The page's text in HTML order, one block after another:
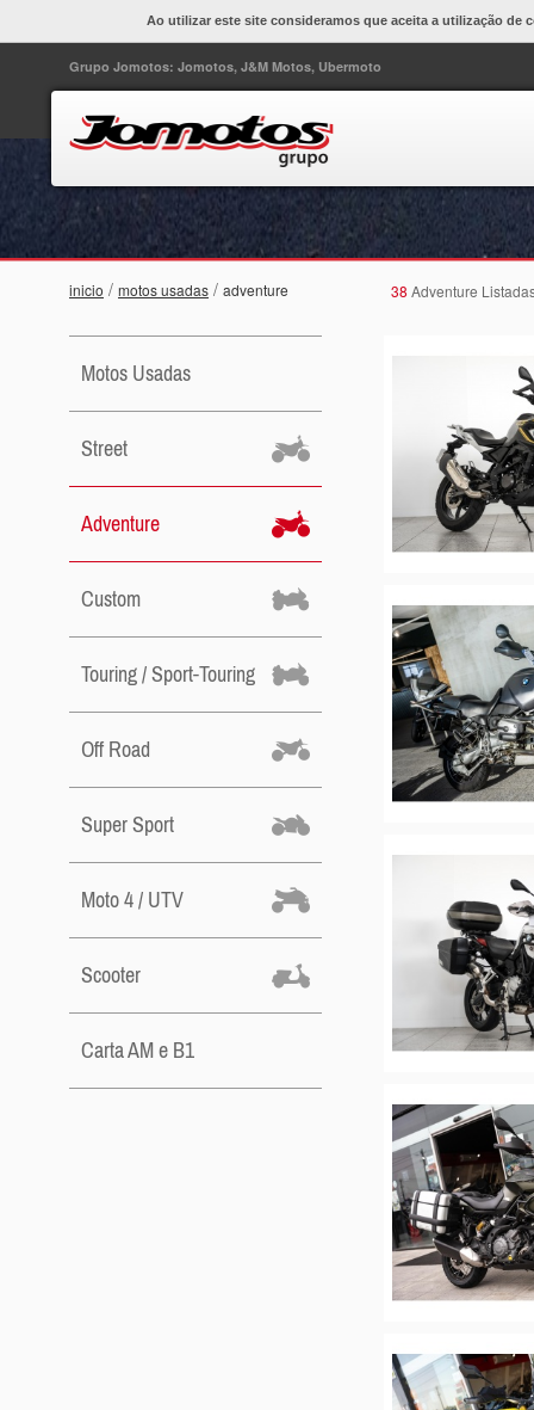
Ao utilizar este site consideramos que aceita a utilização de
Grupo Jomotos: Jomotos, J&M Motos, Ubermoto
inicio / motos usadas / adventure
Motos Usadas
Street
Adventure
Custom
Touring / Sport-Touring
Off Road
Super Sport
Moto 4 / UTV
Scooter
Carta AM e B1
38 Adventure